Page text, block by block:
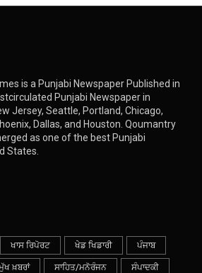
is a Punjabi Newspaper Published in
Punjabi Newspaper in
Jersey, Seattle, Portland, Chicago,
Dallas, and Houston. Qoumantry
as one of the best Punjabi
States.
ਖਾਸ ਰਿਪੋਰਟ ਖੇਡ ਖਿਡਾਰੀ ਪੰਜਾਬ
ਖ਼ਬਰਾਂ ਸਾਹਿਤ/ਮਨੋਰੰਜਨ ਸੰਪਾਦਕੀ